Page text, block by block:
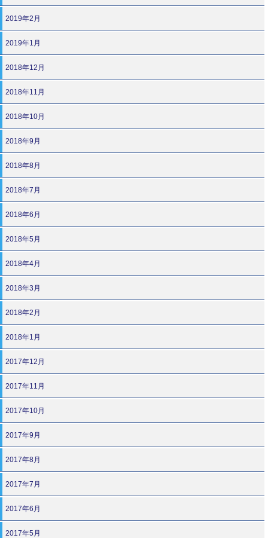
2019年2月
2019年1月
2018年12月
2018年11月
2018年10月
2018年9月
2018年8月
2018年7月
2018年6月
2018年5月
2018年4月
2018年3月
2018年2月
2018年1月
2017年12月
2017年11月
2017年10月
2017年9月
2017年8月
2017年7月
2017年6月
2017年5月